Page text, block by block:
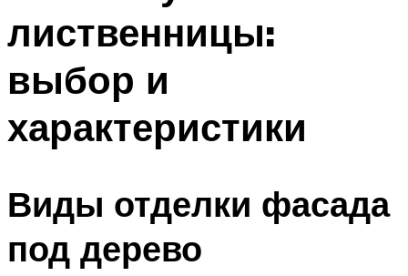
лиственницы:
выбор и
характеристики
Виды отделки фасада
под дерево